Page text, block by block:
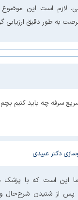
لازم است این
به طور دقیق ارزیابی
سرفه چه باید کنیم بچم
دکتر عبیدی
ما این است که با پزشک
پس از شنیدن شرح‌حال